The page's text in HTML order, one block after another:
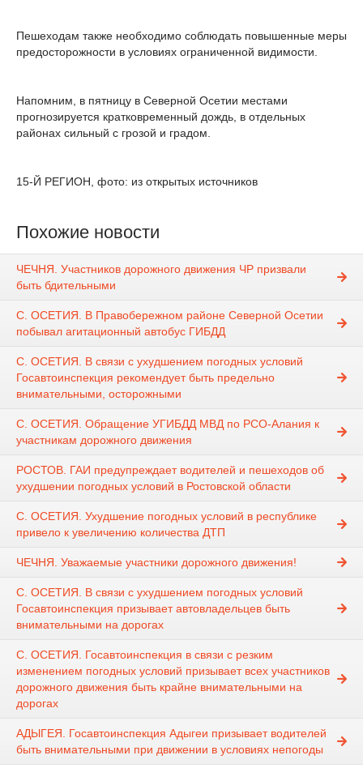
Пешеходам также необходимо соблюдать повышенные меры
предосторожности в условиях ограниченной видимости.
Напомним, в пятницу в Северной Осетии местами
прогнозируется кратковременный дождь, в отдельных
районах сильный с грозой и градом.
15-Й РЕГИОН, фото: из открытых источников
Похожие новости
ЧЕЧНЯ. Участников дорожного движения ЧР призвали
быть бдительными
С. ОСЕТИЯ. В Правобережном районе Северной Осетии
побывал агитационный автобус ГИБДД
С. ОСЕТИЯ. В связи с ухудшением погодных условий
Госавтоинспекция рекомендует быть предельно
внимательными, осторожными
С. ОСЕТИЯ. Обращение УГИБДД МВД по РСО-Алания к
участникам дорожного движения
РОСТОВ. ГАИ предупреждает водителей и пешеходов об
ухудшении погодных условий в Ростовской области
С. ОСЕТИЯ. Ухудшение погодных условий в республике
привело к увеличению количества ДТП
ЧЕЧНЯ. Уважаемые участники дорожного движения!
С. ОСЕТИЯ. В связи с ухудшением погодных условий
Госавтоинспекция призывает автовладельцев быть
внимательными на дорогах
С. ОСЕТИЯ. Госавтоинспекция в связи с резким
изменением погодных условий призывает всех участников
дорожного движения быть крайне внимательными на
дорогах
АДЫГЕЯ. Госавтоинспекция Адыгеи призывает водителей
быть внимательными при движении в условиях непогоды